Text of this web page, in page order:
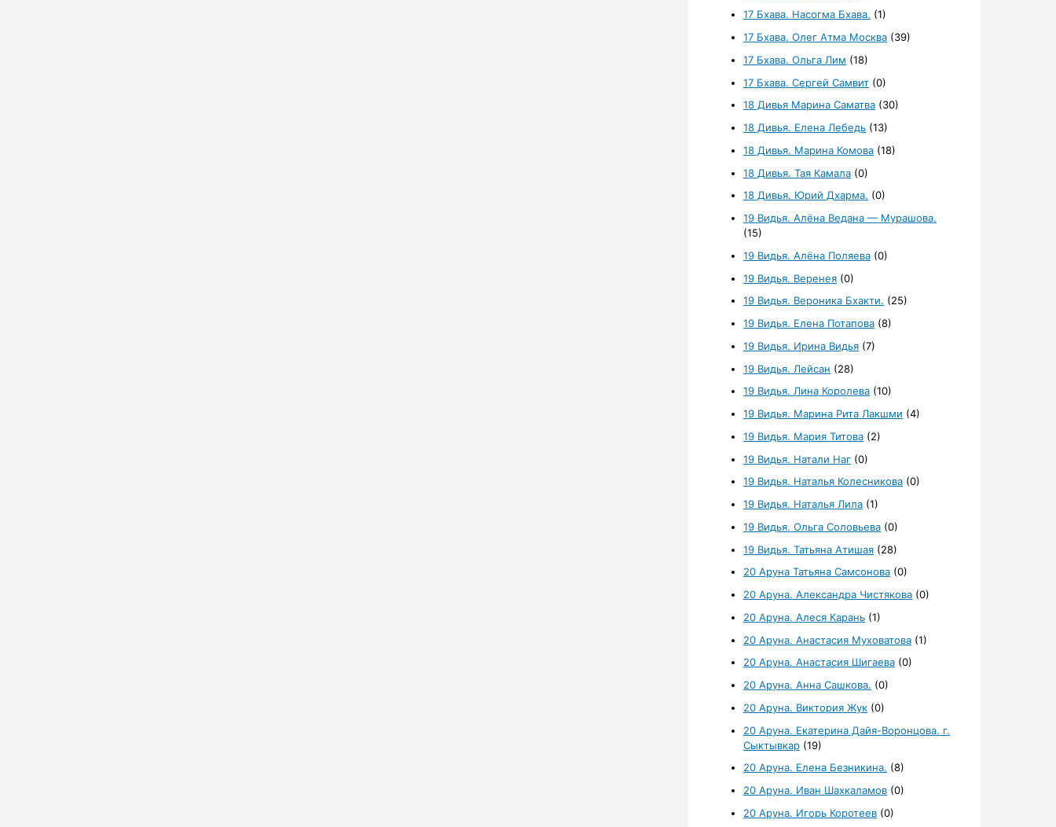
17 Бхава. Насогма Бхава. (1)
17 Бхава. Олег Атма Москва (39)
17 Бхава. Ольга Лим (18)
17 Бхава. Сергей Самвит (0)
18 Дивья Марина Саматва (30)
18 Дивья. Елена Лебедь (13)
18 Дивья. Марина Комова (18)
18 Дивья. Тая Камала (0)
18 Дивья. Юрий Дхарма. (0)
19 Видья. Алёна Ведана — Мурашова.
(15)
19 Видья. Алёна Поляева (0)
19 Видья. Веренея (0)
19 Видья. Вероника Бхакти. (25)
19 Видья. Елена Потапова (8)
19 Видья. Ирина Видья (7)
19 Видья. Лейсан (28)
19 Видья. Лина Королева (10)
19 Видья. Марина Рита Лакшми (4)
19 Видья. Мария Титова (2)
19 Видья. Натали Наг (0)
19 Видья. Наталья Колесникова (0)
19 Видья. Наталья Лила (1)
19 Видья. Ольга Соловьева (0)
19 Видья. Татьяна Атишая (28)
20 Аруна Татьяна Самсонова (0)
20 Аруна. Александра Чистякова (0)
20 Аруна. Алеся Карань (1)
20 Аруна. Анастасия Муховатова (1)
20 Аруна. Анастасия Шигаева (0)
20 Аруна. Анна Сашкова. (0)
20 Аруна. Виктория Жук (0)
20 Аруна. Екатерина Дайя-Воронцова. г.
Сыктывкар (19)
20 Аруна. Елена Безникина. (8)
20 Аруна. Иван Шахкаламов (0)
20 Аруна. Игорь Коротеев (0)